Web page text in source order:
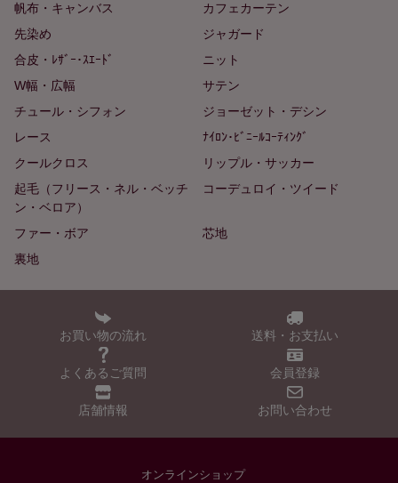
帆布・キャンバス
カフェカーテン
先染め
ジャガード
合皮・ﾚｻﾞｰ･ｽｴｰﾄﾞ
ニット
W幅・広幅
サテン
チュール・シフォン
ジョーゼット・デシン
レース
ﾅｲﾛﾝ･ﾋﾞﾆｰﾙｺｰﾃｨﾝｸﾞ
クールクロス
リップル・サッカー
起毛（フリース・ネル・ベッチ
ン・ベロア）
コーデュロイ・ツイード
ファー・ボア
芯地
裏地
お買い物の流れ 送料・お支払い
よくあるご質問 会員登録
店舗情報 お問い合わせ
オンラインショップ